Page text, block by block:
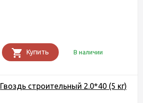
Купить В наличии
Гвоздь строительный 2.0*40 (5 кг)